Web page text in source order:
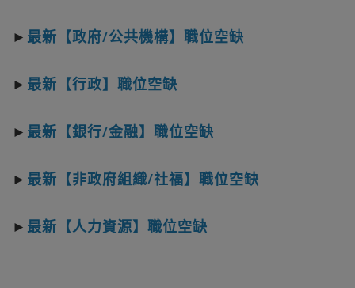
► 最新【政府/公共機構】職位空缺
► 最新【行政】職位空缺
► 最新【銀行/金融】職位空缺
► 最新【非政府組織/社福】職位空缺
► 最新【人力資源】職位空缺